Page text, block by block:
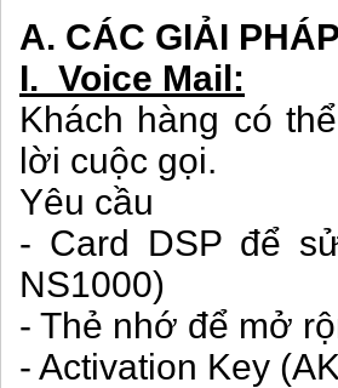
A. CÁC GIẢI
I. Voice Mail:
Khách hàng có
lời cuộc gọi.
Yêu cầu
- Card DSP để
NS1000)
- Thẻ nhớ để mở
- Activation Key